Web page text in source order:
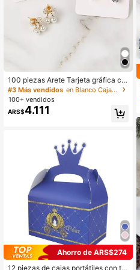
100 piezas Arete Tarjeta gráfica co
n bolsa de almacenamiento para e
mbalaje
#3 Más vendidos
en Blanco Cajas De Papel De Regalo
100+ vendidos
ARS$4.111
Ahorro de ARS$274
12 piezas de cajas portátiles con te